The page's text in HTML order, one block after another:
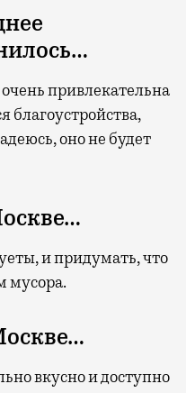
привлекательна
благоустройства,
оно не будет
и придумать, что
мусора.
вкусно и доступно